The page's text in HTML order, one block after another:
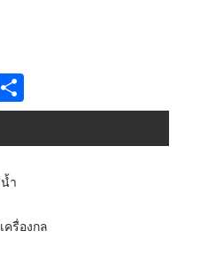
ำ
ครื่องกล